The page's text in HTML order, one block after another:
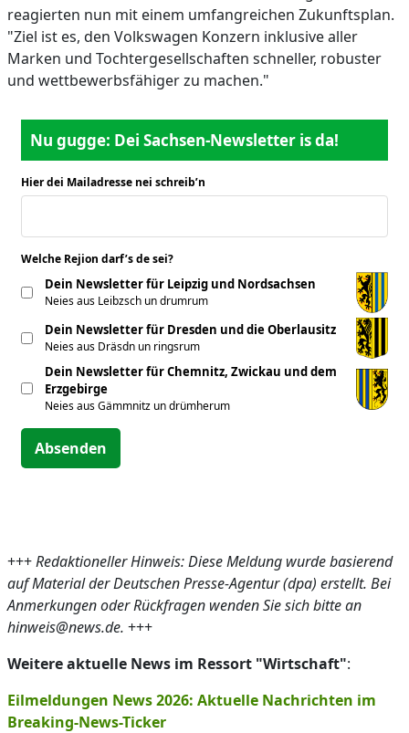
reagierten nun mit einem umfangreichen Zukunftsplan.
"Ziel ist es, den Volkswagen Konzern inklusive aller
Marken und Tochtergesellschaften schneller, robuster
und wettbewerbsfähiger zu machen."
Nu gugge: Dei Sachsen-Newsletter is da!
Hier dei Mailadresse nei schreib’n
Welche Rejion darf’s de sei?
Dein Newsletter für Leipzig und Nordsachsen
Neies aus Leibzsch un drumrum
Dein Newsletter für Dresden und die Oberlausitz
Neies aus Dräsdn un ringsrum
Dein Newsletter für Chemnitz, Zwickau und dem
Erzgebirge
Neies aus Gämmnitz un drümherum
Absenden
+++Redaktioneller Hinweis: Diese Meldung wurde basierend
auf Material der Deutschen Presse-Agentur (dpa) erstellt. Bei
Anmerkungen oder Rückfragen wenden Sie sich bitte an
hinweis@news.de. +++
Weitere aktuelle News im Ressort "Wirtschaft":
Eilmeldungen News 2026: Aktuelle Nachrichten im
Breaking-News-Ticker